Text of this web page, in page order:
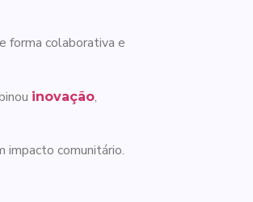
forma colaborativa e
inovação,
impacto comunitário.